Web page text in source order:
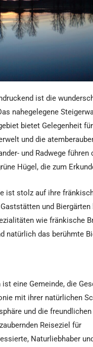
ist die
nahegelegene
bietet Gelegenheit
und die
und Radwege
Hügel, die zum
ist stolz auf ihre
und Biergärten
wie fränkische
natürlich das berühmte
eine Gemeinde, die
mit ihrer natürlichen
und die
Reiseziel für
Naturliebhaber